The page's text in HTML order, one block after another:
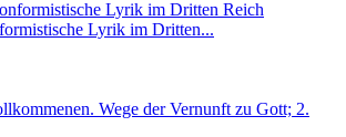
Lyrik im Dritten...